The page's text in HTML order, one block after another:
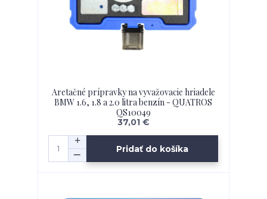
Aretačné prípravky na vyvažovacie hriadele
BMW 1.6, 1.8 a 2.0 litra benzín - QUATROS
QS10049
37,01 €
Pridať do košíka